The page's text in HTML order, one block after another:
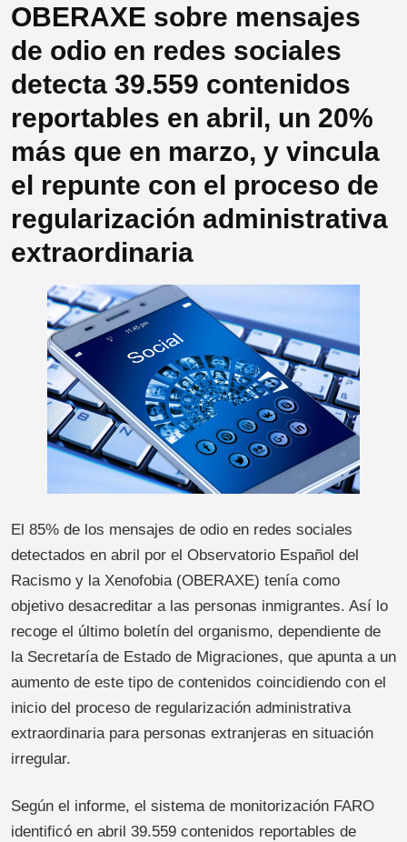
OBERAXE sobre mensajes
de odio en redes sociales
detecta 39.559 contenidos
reportables en abril, un 20%
más que en marzo, y vincula
el repunte con el proceso de
regularización administrativa
extraordinaria
El 85% de los mensajes de odio en redes sociales
detectados en abril por el Observatorio Español del
Racismo y la Xenofobia (OBERAXE) tenía como
objetivo desacreditar a las personas inmigrantes. Así lo
recoge el último boletín del organismo, dependiente de
la Secretaría de Estado de Migraciones, que apunta a un
aumento de este tipo de contenidos coincidiendo con el
inicio del proceso de regularización administrativa
extraordinaria para personas extranjeras en situación
irregular.
Según el informe, el sistema de monitorización FARO
identificó en abril 39.559 contenidos reportables de